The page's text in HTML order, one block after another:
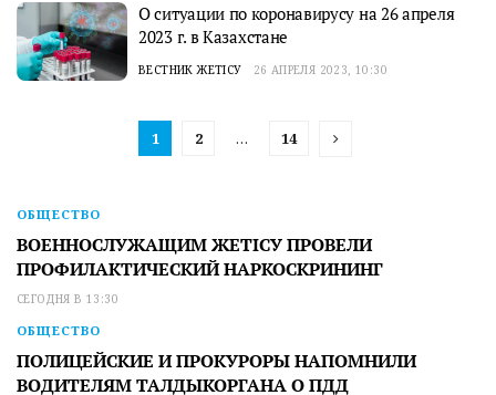
О ситуации по коронавирусу на 26 апреля
2023 г. в Казахстане
ВЕСТНИК ЖЕТІСУ 26 АПРЕЛЯ 2023, 10:30
1 2 … 14
ОБЩЕСТВО
ВОЕННОСЛУЖАЩИМ ЖЕТІСУ ПРОВЕЛИ
ПРОФИЛАКТИЧЕСКИЙ НАРКОСКРИНИНГ
СЕГОДНЯ В 13:30
ОБЩЕСТВО
ПОЛИЦЕЙСКИЕ И ПРОКУРОРЫ НАПОМНИЛИ
ВОДИТЕЛЯМ ТАЛДЫКОРГАНА О ПДД